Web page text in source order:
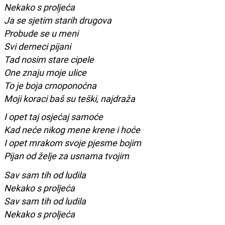
Nekako s proljeća
Ja se sjetim starih drugova
Probude se u meni
Svi derneci pijani
Tad nosim stare cipele
One znaju moje ulice
To je boja crnoponoćna
Moji koraci baš su teški, najdraža
I opet taj osjećaj samoće
Kad neće nikog mene krene i hoće
I opet mrakom svoje pjesme bojim
Pijan od želje za usnama tvojim
Sav sam tih od ludila
Nekako s proljeća
Sav sam tih od ludila
Nekako s proljeća